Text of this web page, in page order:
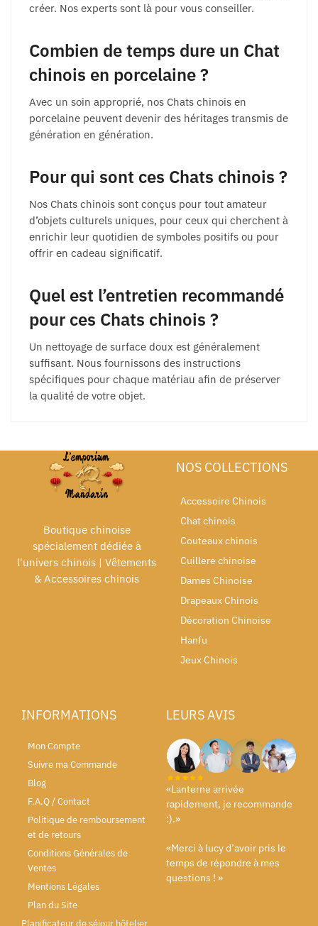
créer. Nos experts sont là pour vous conseiller.
Combien de temps dure un Chat
chinois en porcelaine ?
Avec un soin approprié, nos Chats chinois en
porcelaine peuvent devenir des héritages transmis de
génération en génération.
Pour qui sont ces Chats chinois ?
Nos Chats chinois sont conçus pour tout amateur
d’objets culturels uniques, pour ceux qui cherchent à
enrichir leur quotidien de symboles positifs ou pour
offrir en cadeau significatif.
Quel est l’entretien recommandé
pour ces Chats chinois ?
Un nettoyage de surface doux est généralement
suffisant. Nous fournissons des instructions
spécifiques pour chaque matériau afin de préserver
la qualité de votre objet.
Boutique chinoise
spécialement dédiée à
l'univers chinois | Vêtements
& Accessoires chinois
NOS COLLECTIONS
Accessoire Chinois
Chat chinois
Couteaux chinois
Cuillere chinoise
Dames Chinoise
Drapeaux Chinois
Décoration Chinoise
Hanfu
Jeux Chinois
INFORMATIONS
Mon Compte
Suivre ma Commande
Blog
F.A.Q / Contact
Politique de remboursement
et de retours
Conditions Générales de
Ventes
Mentions Légales
Plan du Site
Planificateur de séjour hôtelier
LEURS AVIS
«Lanterne arrivée
rapidement, je recommande
:).»
«Merci à lucy d’avoir pris le
temps de répondre à mes
questions ! »